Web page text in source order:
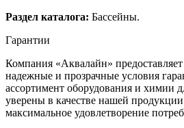
Раздел каталога: Бассейны.
Гарантии
Компания «Аквалайн»
надежные и прозрачные условия
ассортимент оборудования и химии
уверены в качестве нашей
максимальное удовлетворение